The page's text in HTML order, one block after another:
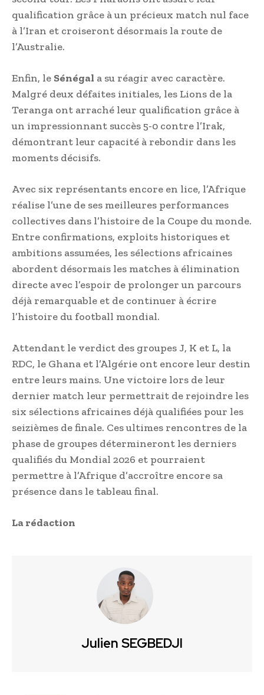
qualification grâce à un précieux match nul face
à l’Iran et croiseront désormais la route de
l’Australie.
Enfin, le Sénégal a su réagir avec caractère.
Malgré deux défaites initiales, les Lions de la
Teranga ont arraché leur qualification grâce à
un impressionnant succès 5-0 contre l’Irak,
démontrant leur capacité à rebondir dans les
moments décisifs.
Avec six représentants encore en lice, l’Afrique
réalise l’une de ses meilleures performances
collectives dans l’histoire de la Coupe du monde.
Entre confirmations, exploits historiques et
ambitions assumées, les sélections africaines
abordent désormais les matches à élimination
directe avec l’espoir de prolonger un parcours
déjà remarquable et de continuer à écrire
l’histoire du football mondial.
Attendant le verdict des groupes J, K et L, la
RDC, le Ghana et l’Algérie ont encore leur destin
entre leurs mains. Une victoire lors de leur
dernier match leur permettrait de rejoindre les
six sélections africaines déjà qualifiées pour les
seizièmes de finale. Ces ultimes rencontres de la
phase de groupes détermineront les derniers
qualifiés du Mondial 2026 et pourraient
permettre à l’Afrique d’accroître encore sa
présence dans le tableau final.
La rédaction
Julien SEGBEDJI